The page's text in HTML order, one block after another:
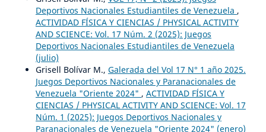
Deportivos Nacionales Estudiantiles de Venezuela ,
ACTIVIDAD FÍSICA Y CIENCIAS / PHYSICAL ACTIVITY
AND SCIENCE: Vol. 17 Núm. 2 (2025): Juegos
Deportivos Nacionales Estudiantiles de Venezuela
(julio)
Grisell Bolívar M., Galerada del Vol 17 N° 1 año 2025.
Juegos Deportivos Nacionales y Paranacionales de
Venezuela "Oriente 2024" , ACTIVIDAD FÍSICA Y
CIENCIAS / PHYSICAL ACTIVITY AND SCIENCE: Vol. 17
Núm. 1 (2025): Juegos Deportivos Nacionales y
Paranacionales de Venezuela "Oriente 2024" (enero)